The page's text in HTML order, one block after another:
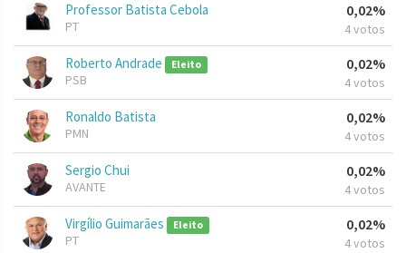
Professor Batista Cebola
PT
0,02%
4 votos
Roberto Andrade Eleito
PSB
0,02%
4 votos
Ronaldo Batista
PMN
0,02%
4 votos
Sergio Chui
AVANTE
0,02%
4 votos
Virgílio Guimarães Eleito
PT
0,02%
4 votos